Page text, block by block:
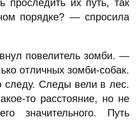
их путь, так
порядке? — спросила
повелитель зомби. —
отличных зомби-собак.
следу. Следы вели в лес.
то расстояние, но не
значительного. Путь